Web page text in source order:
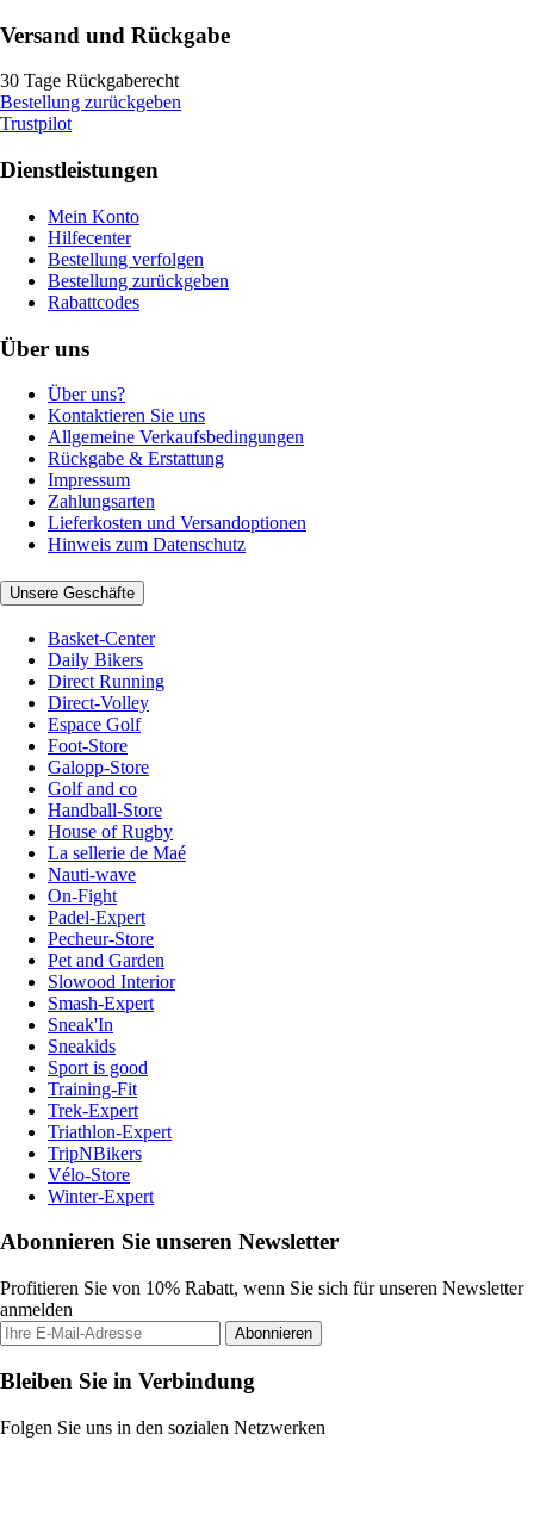
Versand und Rückgabe
30 Tage Rückgaberecht
Bestellung zurückgeben
Trustpilot
Dienstleistungen
Mein Konto
Hilfecenter
Bestellung verfolgen
Bestellung zurückgeben
Rabattcodes
Über uns
Über uns?
Kontaktieren Sie uns
Allgemeine Verkaufsbedingungen
Rückgabe & Erstattung
Impressum
Zahlungsarten
Lieferkosten und Versandoptionen
Hinweis zum Datenschutz
Unsere Geschäfte
Basket-Center
Daily Bikers
Direct Running
Direct-Volley
Espace Golf
Foot-Store
Galopp-Store
Golf and co
Handball-Store
House of Rugby
La sellerie de Maé
Nauti-wave
On-Fight
Padel-Expert
Pecheur-Store
Pet and Garden
Slowood Interior
Smash-Expert
Sneak'In
Sneakids
Sport is good
Training-Fit
Trek-Expert
Triathlon-Expert
TripNBikers
Vélo-Store
Winter-Expert
Abonnieren Sie unseren Newsletter
Profitieren Sie von 10% Rabatt, wenn Sie sich für unseren Newsletter
anmelden
Abonnieren
Bleiben Sie in Verbindung
Folgen Sie uns in den sozialen Netzwerken